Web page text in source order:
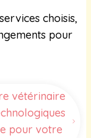
choisis,
pour
vétérinaire
pour votre